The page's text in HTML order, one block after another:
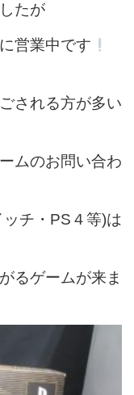
たが
営業中です
される方が多い
ムのお問い合わ
チ・PS４等)は
るゲームが来ま